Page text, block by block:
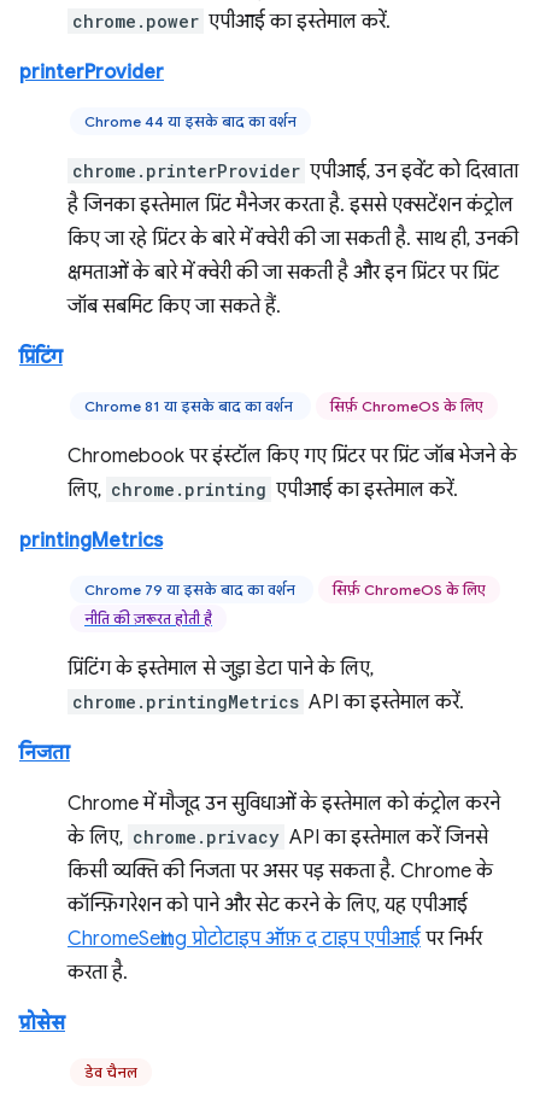
chrome.power एपीआई का इस्तेमाल करें.
printerProvider
Chrome 44 या इसके बाद का वर्शन
chrome.printerProvider एपीआई, उन इवेंट को दिखाता
है जिनका इस्तेमाल प्रिंट मैनेजर करता है. इससे एक्सटेंशन कंट्रोल
किए जा रहे प्रिंटर के बारे में क्वेरी की जा सकती है. साथ ही, उनकी
क्षमताओं के बारे में क्वेरी की जा सकती है और इन प्रिंटर पर प्रिंट
जॉब सबमिट किए जा सकते हैं.
प्रिंटिंग
Chrome 81 या इसके बाद का वर्शन सिर्फ़ ChromeOS के लिए
Chromebook पर इंस्टॉल किए गए प्रिंटर पर प्रिंट जॉब भेजने के
लिए, chrome.printing एपीआई का इस्तेमाल करें.
printingMetrics
Chrome 79 या इसके बाद का वर्शन
सिर्फ़ ChromeOS के लिए
नीति की ज़रूरत होती है
प्रिंटिंग के इस्तेमाल से जुड़ा डेटा पाने के लिए,
chrome.printingMetrics API का इस्तेमाल करें.
निजता
Chrome में मौजूद उन सुविधाओं के इस्तेमाल को कंट्रोल करने
के लिए, chrome.privacy API का इस्तेमाल करें जिनसे
किसी व्यक्ति की निजता पर असर पड़ सकता है. Chrome के
कॉन्फ़िगरेशन को पाने और सेट करने के लिए, यह एपीआई
ChromeSetting प्रोटोटाइप ऑफ़ द टाइप एपीआई पर निर्भर
करता है.
प्रोसेस
डेव चैनल